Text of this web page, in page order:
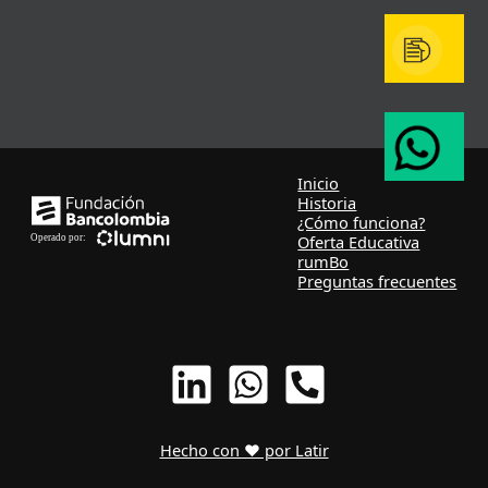
Inicio
Historia
¿Cómo funciona?
Oferta Educativa
rumBo
Preguntas frecuentes
Hecho con ❤ por Latir